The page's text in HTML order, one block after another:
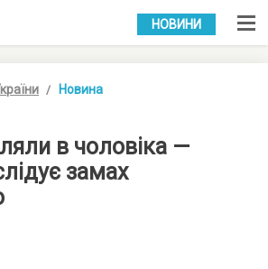
УКР РУС
НОВИНИ
Новина
в чоловіка —
замах